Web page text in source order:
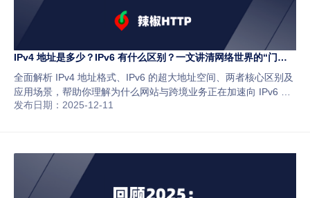
IPv4 地址是多少？IPv6 有什么区别？一文讲清网络世界的“门牌
号”
全面解析 IPv4 地址格式、IPv6 的超大地址空间、两者核心区别及
应用场景，帮助你理解为什么网站与跨境业务正在加速向 IPv6 过
渡。文章还介绍 IPv4/IPv6 在代理服务中的不同用途，并推荐稳定
发布日期：2025-12-11